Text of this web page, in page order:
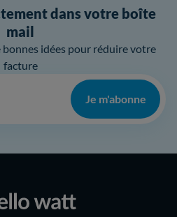
dans votre boîte
mail
bonnes idées pour réduire votre
facture
Je m'abonne